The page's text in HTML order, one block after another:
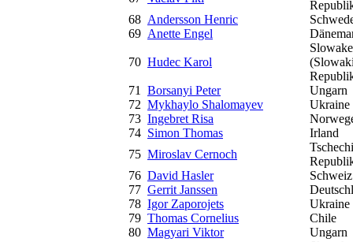
68 Andersson Henric
69 Anette Engel
70 Hudec Karol
71
Borsanyi Peter
Ungarn
72 Mykhaylo Shalomayev
Ukraine
73 Ingebret Risa
74 Simon Thomas
Irland
75 Miroslav Cernoch
76 David Hasler
Schweiz
77 Gerrit Janssen
78 Igor Zaporojets
Ukraine
79 Thomas Cornelius
Chile
80 Magyari Viktor Ungarn